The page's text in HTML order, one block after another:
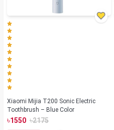
Xiaomi Mijia T200 Sonic Electric
Toothbrush – Blue Color
৳1550 ৳2175